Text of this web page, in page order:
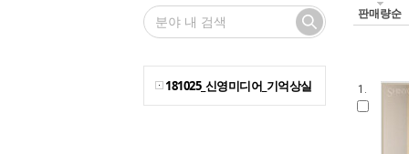
181025_신영미디어_기억상실
판매량순
1.